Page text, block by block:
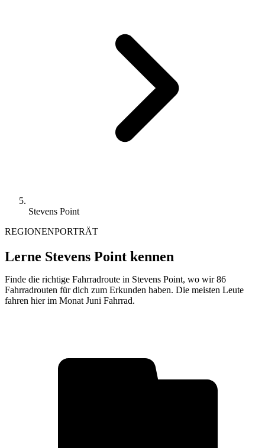
Stevens Point
REGIONENPORTRÄT
Lerne Stevens Point kennen
Finde die richtige Fahrradroute in Stevens Point, wo wir 86
Fahrradrouten für dich zum Erkunden haben. Die meisten Leute
fahren hier im Monat Juni Fahrrad.